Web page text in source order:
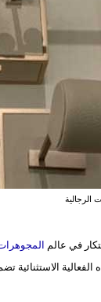
الرجالية